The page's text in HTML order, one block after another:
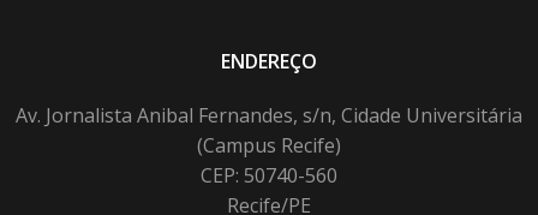
ENDEREÇO
Av. Jornalista Anibal Fernandes, s/n, Cidade Universitária
(Campus Recife)
CEP: 50740-560
Recife/PE